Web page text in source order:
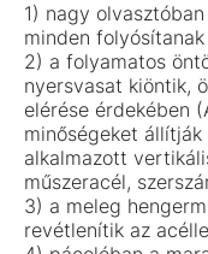
1) nagy
minden folyósítanak
2) a folyamatos
nyersvasat kiöntik,
elérése érdekében
minőségeket
alkalmazott
műszeracél,
3) a meleg
revétlenítik az